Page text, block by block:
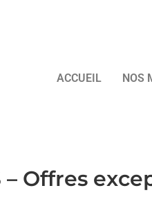
ACCUEIL NOS
– Offres